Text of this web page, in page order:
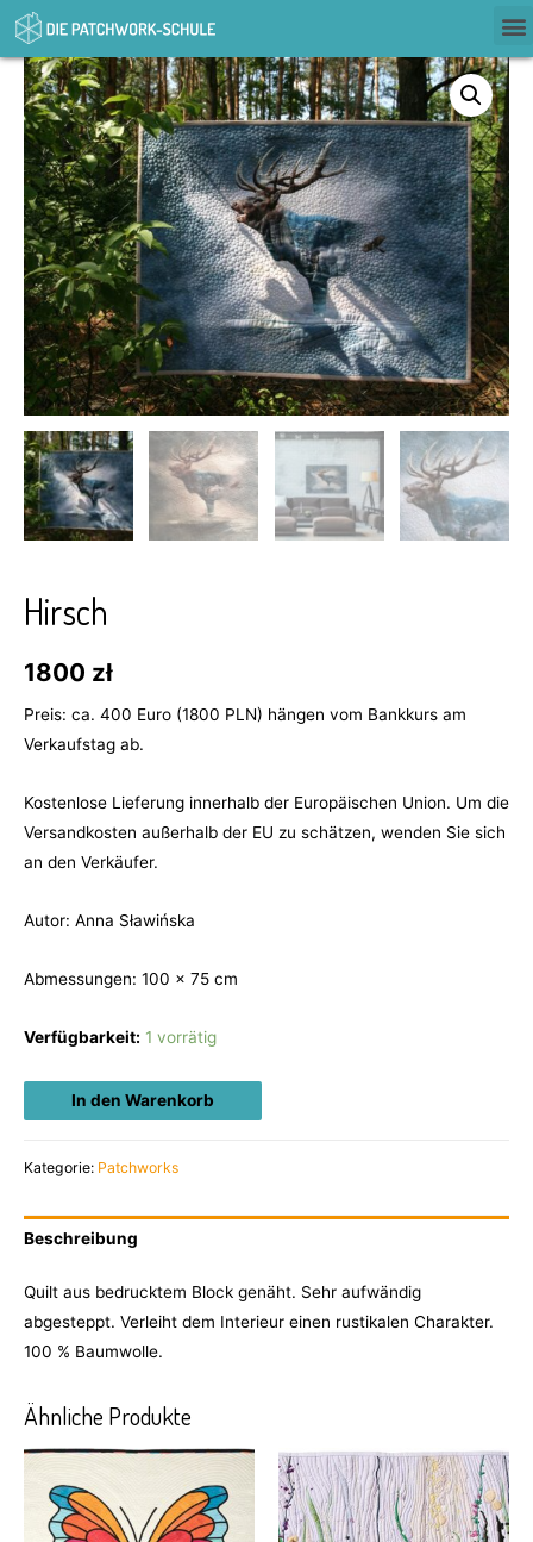
Hirsch
1800 zł
Preis: ca. 400 Euro (1800 PLN) hängen vom Bankkurs am
Verkaufstag ab.
Kostenlose Lieferung innerhalb der Europäischen Union. Um die
Versandkosten außerhalb der EU zu schätzen, wenden Sie sich
an den Verkäufer.
Autor: Anna Sławińska
Abmessungen: 100 x 75 cm
Verfügbarkeit: 1 vorrätig
In den Warenkorb
Kategorie: Patchworks
Beschreibung
Quilt aus bedrucktem Block genäht. Sehr aufwändig
abgesteppt. Verleiht dem Interieur einen rustikalen Charakter.
100 % Baumwolle.
Ähnliche Produkte